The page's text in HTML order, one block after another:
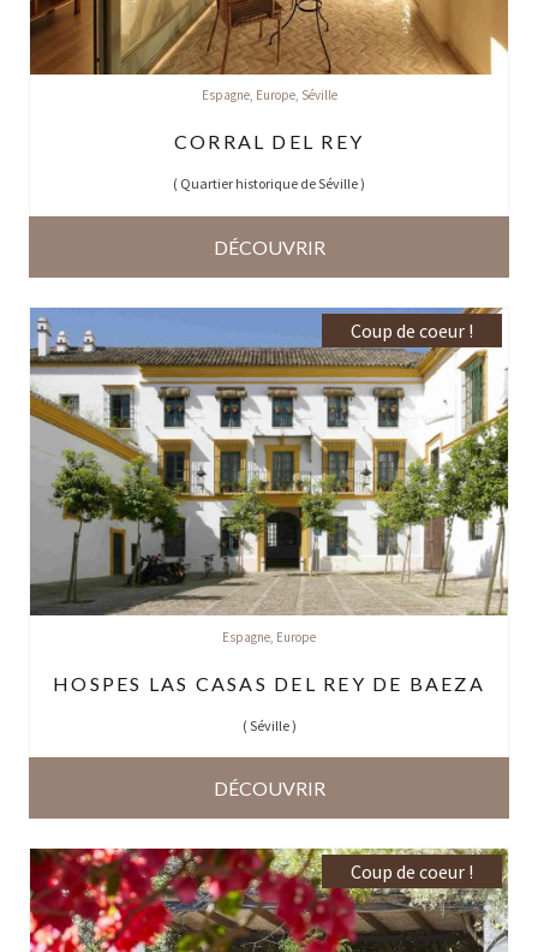
Espagne, Europe, Séville
CORRAL DEL REY
( Quartier historique de Séville)
DÉCOUVRIR
Espagne Europe
HOSPES LAS CASAS DEL REY DE BAEZA
( Séville)
Coup de coeur !
DÉCOUVRIR
Coup de coeur !